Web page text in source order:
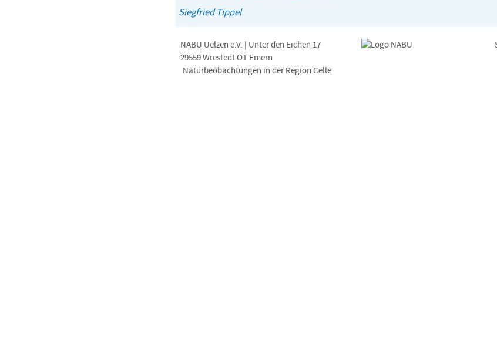
Siegfried Tippel
NABU Uelzen e.V. | Unter den Eichen 17
29559 Wrestedt OT Emern
Naturbeobachtungen in der Region Celle